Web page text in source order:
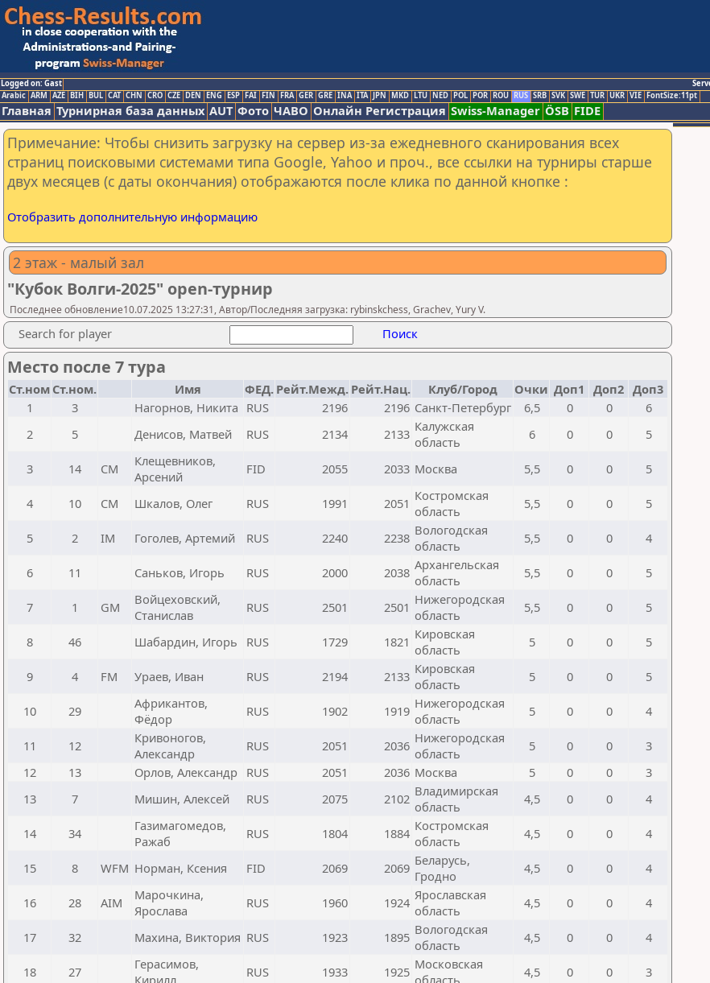
Logged on: Gast
Arabic ARM AZE BIH BUL CAT CHN CRO CZE DEN ENG ESP FAI FIN FRA GER GRE INA ITA JPN MKD LTU NED POL POR ROU RUS SRB SVK SWE TUR UKR VIE FontSize:11pt
Главная Турнирная база данных AUT Фото ЧАВО Онлайн Регистрация Swiss-Manager ÖSB FIDE
Примечание: Чтобы снизить загрузку на сервер из-за ежедневного сканирования всех
страниц поисковыми системами типа Google, Yahoo и проч., все ссылки на турниры старше
двух месяцев (с даты окончания) отображаются после клика по данной кнопке :
Отобразить дополнительную информацию
2 этаж - малый зал
"Кубок Волги-2025" open-турнир
Последнее обновление10.07.2025 13:27:31, Автор/Последняя загрузка: rybinskchess, Grachev, Yury V.
Search for player Поиск
Место после 7 тура
Ст.ном Ст.ном. Имя ФЕД. Рейт.Межд. Рейт.Нац. Клуб/Город Очки Доп1 Доп2 Доп3
1
3 Нагорнов, Никита RUS 2196 2196 Санкт-Петербург 6,5 0 0
6
2
5 Денисов, Матвей RUS 2134 2133 Калужская
область
6 0 0 5
3 14 CM
Клещевников,
Арсений
FID 2055 2033 Москва 5,5 0 0 5
4 10 CM Шкалов, Олег RUS 1991 2051 Костромская
область
5,5 0 0 5
5 2 IM Гоголев, Артемий RUS 2240 2238 Вологодская
область
5,5 0 0 4
6 11 Саньков, Игорь RUS 2000 2038 Архангельская
область
5,5 0 0 5
7 1 GM
Войцеховский,
Станислав
RUS 2501 2501 Нижегородская
область
5,5 0 0 5
8 46 Шабардин, Игорь RUS 1729 1821 Кировская
область
5 0 0 5
9 4 FM Ураев, Иван RUS 2194 2133 Кировская
область
5 0 0 5
10 29
Африкантов,
Фёдор
RUS 1902 1919 Нижегородская
область
5 0 0 4
11 12
Кривоногов,
Александр
RUS 2051 2036 Нижегородская
область
5 0 0
3
12
13 Орлов, Александр RUS 2051 2036 Москва 5 0 0
3
13
7 Мишин, Алексей RUS 2075 2102 Владимирская
область
4,5 0 0 4
14 34
Газимагомедов,
Ражаб
RUS 1804 1884 Костромская
область
4,5 0 0 4
15 8 WFM Норман, Ксения FID 2069 2069 Беларусь,
Гродно
4,5 0 0 4
16 28 AIM
Марочкина,
Ярослава
RUS 1960 1924 Ярославская
область
4,5 0 0 4
17 32 Махина, Виктория RUS 1923 1895 Вологодская
область
4,5 0 0 4
18 27
Герасимов,
Кирилл
RUS 1933 1925 Московская
область
4,5 0 0 3